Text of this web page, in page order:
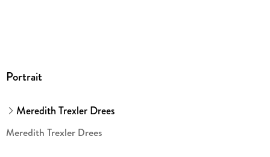
Portrait
Meredith Trexler Drees
Meredith Trexler Drees